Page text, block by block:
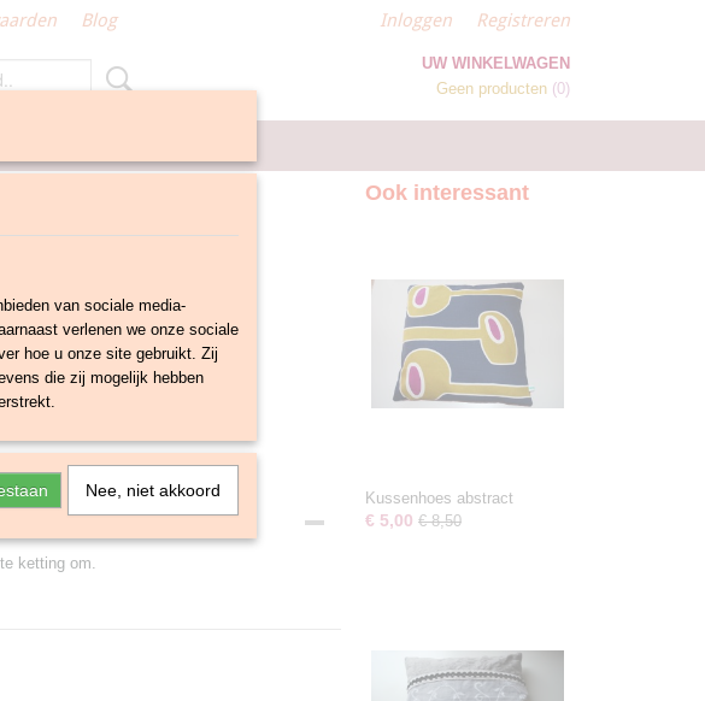
Blog Inloggen Registreren
UW WINKELWAGEN
Geen producten (0)
ketting om.
Ook interessant
Kussenhoes abstract
€ 5,00 € 8,50
van sociale media-
verlenen we onze sociale
hoe u onze site gebruikt. Zij
die zij mogelijk hebben
Nee, niet akkoord